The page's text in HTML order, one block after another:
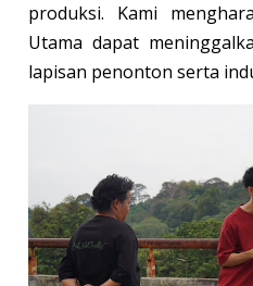
produksi. Kami
Utama dapat
lapisan penonton serta